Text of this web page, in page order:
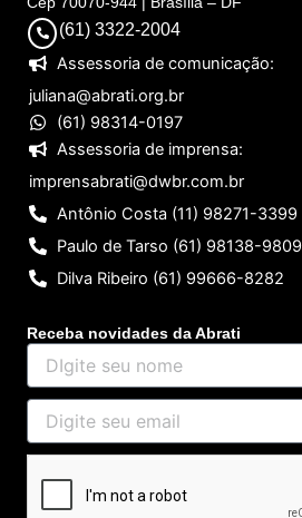
(61) 3322-2004
Assessoria de comunicação:
juliana@abrati.org.br
(61) 98314-0197
Assessoria de imprensa:
imprensabrati@dwbr.com.br
Antônio Costa (11) 98271-3399
Paulo de Tarso (61) 98138-9809
Dilva Ribeiro (61) 99666-8282
Receba novidades da Abrati
DIgite
seu
nome
Digite
seu
email